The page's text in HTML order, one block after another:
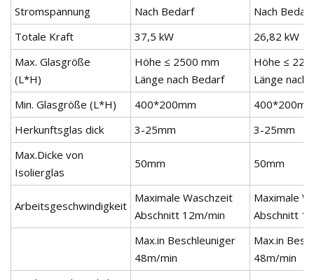
Stromspannung
Nach Bedarf
Nach Bedarf
Totale Kraft
37,5 kW
26,82 kW
Max. Glasgröße
(L*H)
Höhe ≤ 2500 mm
Länge nach Bedarf
Höhe ≤
Länge nach
Min. Glasgröße (L*H)
400*200mm
Herkunftsglas dick
3-25mm
3-25mm
Max.Dicke von
Isolierglas
50mm 50mm
Arbeitsgeschwindigkeit
Maximale Waschzeit
Abschnitt 12m/min
Maximale
Abschnitt
Max.in Beschleuniger
48m/min
Max.in
48m/min